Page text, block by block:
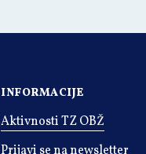
INFORMACIJE
Aktivnosti TZ OBŽ
Prijavi se na newsletter